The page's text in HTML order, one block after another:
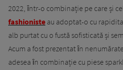
2022, ȋntr-o combinație pe care și
fashioniste au adoptat-o cu
alb purtat cu o fustă sofisticată și
Acum a fost prezentat ȋn
adesea ȋn combinație cu piese